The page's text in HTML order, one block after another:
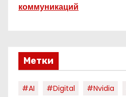
коммуникаций
Метки
#AI #digital #nvidia